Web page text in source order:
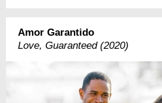
Amor Garantido
Love, Guaranteed (2020)